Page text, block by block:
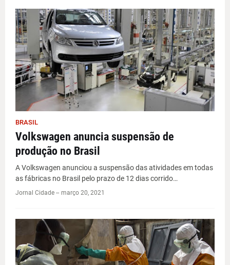
BRASIL
Volkswagen anuncia suspensão de
produção no Brasil
A Volkswagen anunciou a suspensão das atividades em todas
as fábricas no Brasil pelo prazo de 12 dias corrido…
Jornal Cidade -- março 20, 2021